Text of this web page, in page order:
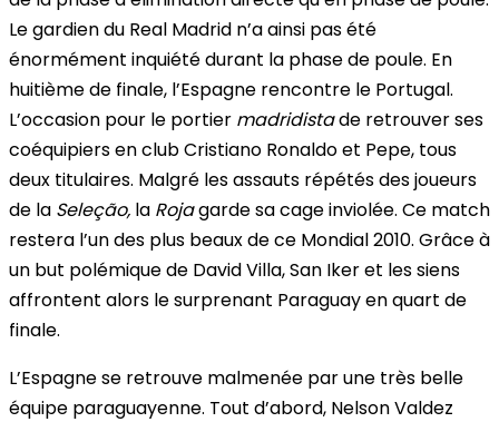
Le gardien du Real Madrid n’a ainsi pas été
énormément inquiété durant la phase de poule. En
huitième de finale, l’Espagne rencontre le Portugal.
L’occasion pour le portier madridistade retrouver ses
coéquipiers en club Cristiano Ronaldo et Pepe, tous
deux titulaires. Malgré les assauts répétés des joueurs
de la Seleção, la Rojagarde sa cage inviolée. Ce match
restera l’un des plus beaux de ce Mondial 2010. Grâce à
un but polémique de David Villa, San Iker et les siens
affrontent alors le surprenant Paraguay en quart de
finale.
L’Espagne se retrouve malmenée par une très belle
équipe paraguayenne. Tout d’abord, Nelson Valdez